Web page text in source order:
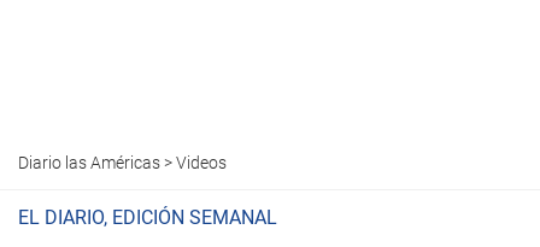
Diario las Américas>Videos
EL DIARIO, EDICIÓN SEMANAL